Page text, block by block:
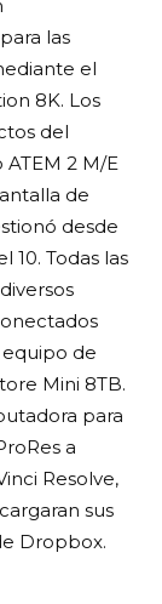
las
el
8K. Los
del
2 M/E
de
desde
10. Todas las
de
Mini 8TB.
para
a
Resolve,
sus
Dropbox.